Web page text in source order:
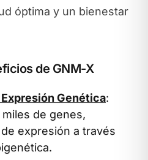
óptima y un bienestar
de GNM-X
Genética:
de genes,
expresión a través